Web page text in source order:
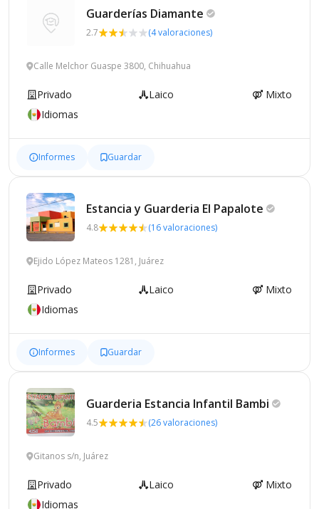
Guarderías Diamante
2.7 (4 valoraciones)
Calle Melchor Guaspe 3800, Chihuahua
Privado Laico
Mixto
Idiomas
Informes Guardar
Estancia y Guarderia El Papalote
4.8 (16 valoraciones)
Ejido López Mateos 1281, Juárez
Privado Laico
Mixto
Idiomas
Informes Guardar
Guarderia Estancia Infantil Bambi
4.5 (26 valoraciones)
Gitanos s/n, Juárez
Privado Laico
Mixto
Idiomas